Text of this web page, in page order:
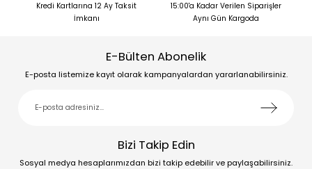
Kredi Kartlarına 12 Ay Taksit
İmkanı
15:00'a Kadar Verilen Siparişler
Aynı Gün Kargoda
E-Bülten Abonelik
E-posta listemize kayıt olarak kampanyalardan yararlanabilirsiniz.
Bizi Takip Edin
Sosyal medya hesaplarımızdan bizi takip edebilir ve paylaşabilirsiniz.